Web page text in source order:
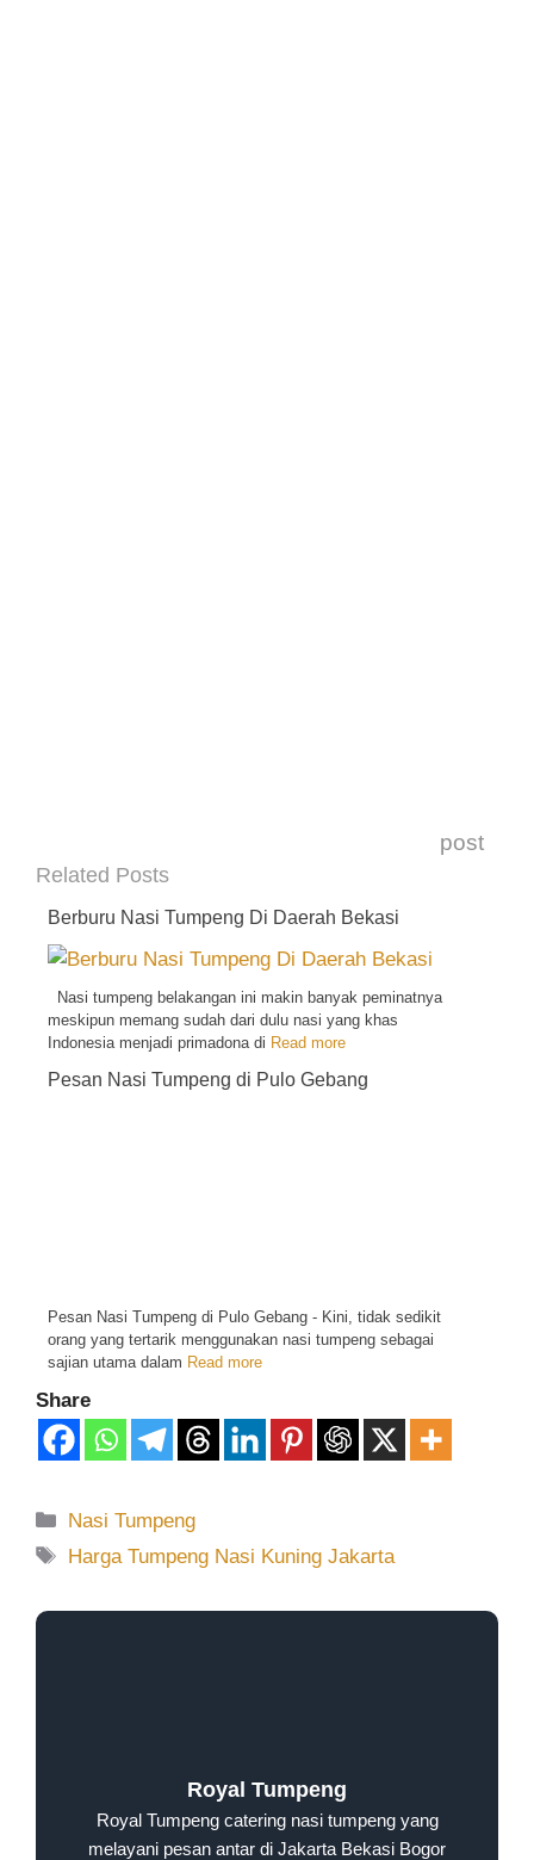
post
Related Posts
Berburu Nasi Tumpeng Di Daerah Bekasi
Nasi tumpeng belakangan ini makin banyak peminatnya
meskipun memang sudah dari dulu nasi yang khas
Indonesia menjadi primadona di Read more
Pesan Nasi Tumpeng di Pulo Gebang
Pesan Nasi Tumpeng di Pulo Gebang - Kini, tidak sedikit
orang yang tertarik menggunakan nasi tumpeng sebagai
sajian utama dalam Read more
Share
Nasi Tumpeng
Harga Tumpeng Nasi Kuning Jakarta
Royal Tumpeng
Royal Tumpeng catering nasi tumpeng yang
melayani pesan antar di Jakarta Bekasi Bogor